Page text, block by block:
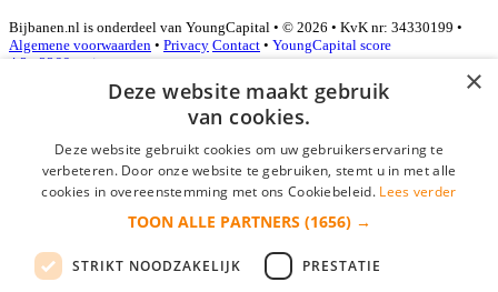
Bijbanen.nl is onderdeel van YoungCapital • © 2026 • KvK nr: 34330199 •
Algemene voorwaarden • Privacy Contact • YoungCapital score
4.3 - 3366 reviews
Inloggen als bedrijf
*
login gegevens onthouden
×
Deze website maakt gebruik
van cookies.
Deze website gebruikt cookies om uw gebruikerservaring te
verbeteren. Door onze website te gebruiken, stemt u in met alle
cookies in overeenstemming met ons Cookiebeleid. Lees verder
TOON ALLE PARTNERS (1656) →
STRIKT NOODZAKELIJK PRESTATIE